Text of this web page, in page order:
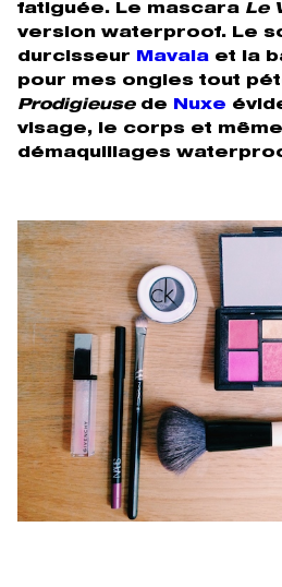
fatiguée. Le mascara Le
version waterproof. Le
durcisseur
Mavala et la
pour mes ongles tout
Prodigieusede Nuxe
visage, le corps et
démaquillages